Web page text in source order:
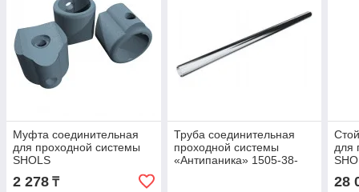
Муфта соединительная
для проходной системы
SHOLS
2 278 ₸
Труба соединительная
проходной системы
«Антипаника» 1505-38-
для
28